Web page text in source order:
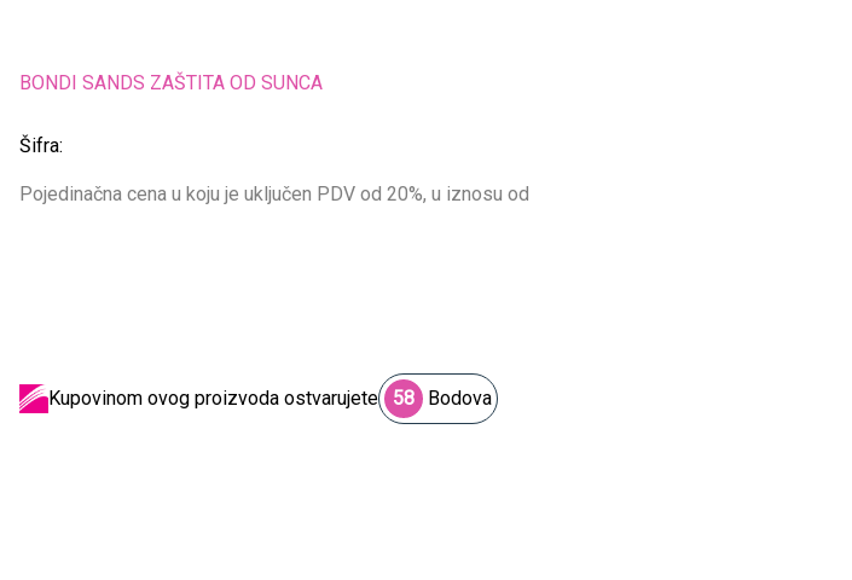
BONDI SANDS ZAŠTITA OD SUNCA
Šifra:
Pojedinačna cena u koju je uključen PDV od 20%, u iznosu od
Kupovinom ovog proizvoda ostvarujete 58 Bodova